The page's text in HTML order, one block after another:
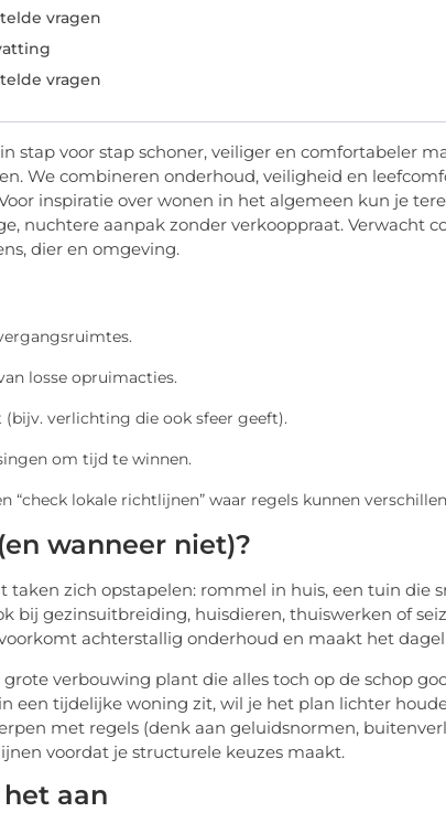
vragen
vragen
stap voor stap schoner, veiliger en comfortabeler
We combineren onderhoud, veiligheid en
inspiratie over wonen in het algemeen kun je
nuchtere aanpak zonder verkooppraat. Verwacht
dier en omgeving.
losse opruimacties.
verlichting die ook sfeer geeft).
om tijd te winnen.
“check lokale richtlijnen” waar regels kunnen
wanneer niet)?
taken zich opstapelen: rommel in huis, een tuin die
bij gezinsuitbreiding, huisdieren, thuiswerken of
achterstallig onderhoud en maakt het
verbouwing plant die alles toch op de schop
een tijdelijke woning zit, wil je het plan lichter
met regels (denk aan geluidsnormen,
voordat je structurele keuzes maakt.
aan